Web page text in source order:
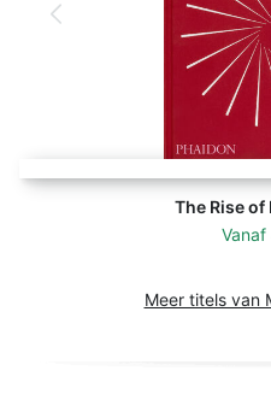
The Rise of
Vanaf
Meer titels van